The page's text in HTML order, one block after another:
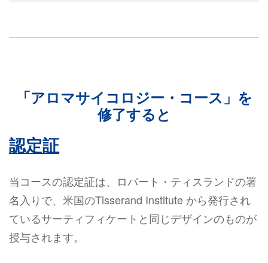
「アロマサイコロジー・コース」を
修了すると
認定証
当コースの認定証は、ロバート・ティスランドの署
名入りで、米国のTisserand Institute から発行され
ているサーティフィケートと同じデザインのものが
授与されます。